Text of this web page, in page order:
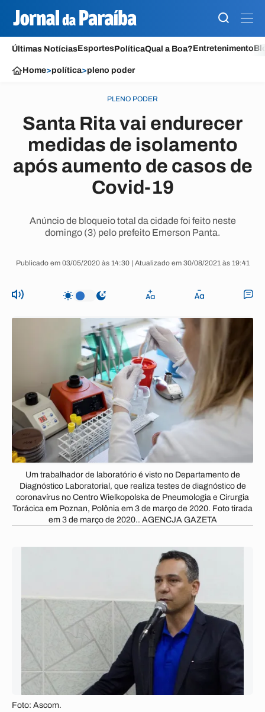
Últimas NotíciasEsportesPolíticaQual a Boa?Entretenimento
Home>política>pleno poder
PLENO PODER
Santa Rita vai endurecer
medidas de isolamento
após aumento de casos de
Covid-19
Anúncio de bloqueio total da cidade foi feito neste
domingo (3) pelo prefeito Emerson Panta.
Publicado em 03/05/2020 às 14:30 | Atualizado em 30/08/2021 às 19:41
Um trabalhador de laboratório é visto no Departamento de
Diagnóstico Laboratorial, que realiza testes de diagnóstico de
coronavírus no Centro Wielkopolska de Pneumologia e Cirurgia
Torácica em Poznan, Polônia em 3 de março de 2020. Foto tirada
em 3 de março de 2020.. AGENCJA GAZETA
Foto: Ascom.